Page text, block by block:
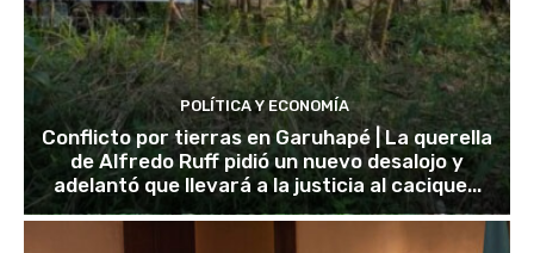
POLÍTICA Y ECONOMÍA
Conflicto por tierras en Garuhapé | La querella
de Alfredo Ruff pidió un nuevo desalojo y
adelantó que llevará a la justicia al cacique...